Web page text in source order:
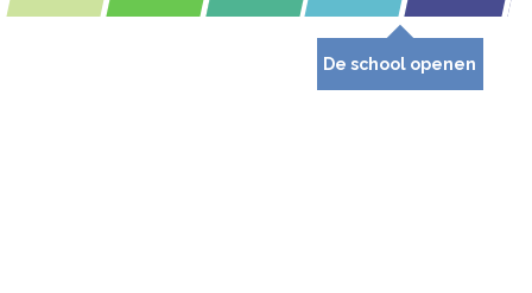
De school openen